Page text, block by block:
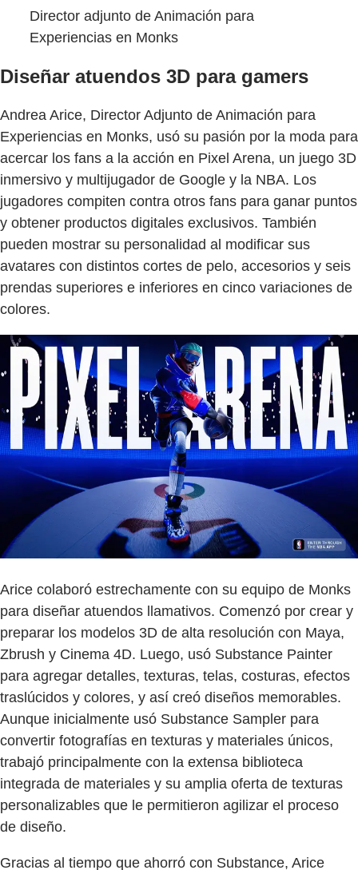
Director adjunto de Animación para
Experiencias en Monks
Diseñar atuendos 3D para gamers
Andrea Arice, Director Adjunto de Animación para
Experiencias en Monks, usó su pasión por la moda para
acercar los fans a la acción en Pixel Arena, un juego 3D
inmersivo y multijugador de Google y la NBA. Los
jugadores compiten contra otros fans para ganar puntos
y obtener productos digitales exclusivos. También
pueden mostrar su personalidad al modificar sus
avatares con distintos cortes de pelo, accesorios y seis
prendas superiores e inferiores en cinco variaciones de
colores.
Arice colaboró estrechamente con su equipo de Monks
para diseñar atuendos llamativos. Comenzó por crear y
preparar los modelos 3D de alta resolución con Maya,
Zbrush y Cinema 4D. Luego, usó Substance Painter
para agregar detalles, texturas, telas, costuras, efectos
traslúcidos y colores, y así creó diseños memorables.
Aunque inicialmente usó Substance Sampler para
convertir fotografías en texturas y materiales únicos,
trabajó principalmente con la extensa biblioteca
integrada de materiales y su amplia oferta de texturas
personalizables que le permitieron agilizar el proceso
de diseño.
Gracias al tiempo que ahorró con Substance, Arice